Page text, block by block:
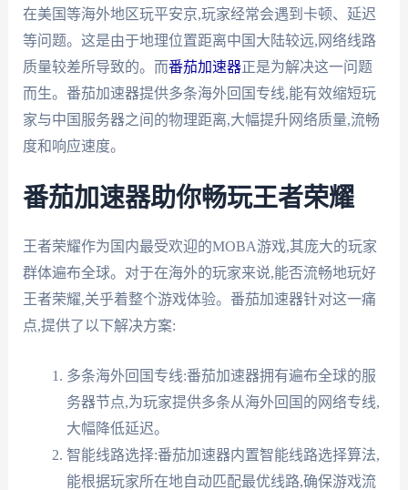
在美国等海外地区玩平安京,玩家经常会遇到卡顿、延迟
等问题。这是由于地理位置距离中国大陆较远,网络线路
质量较差所导致的。而番茄加速器正是为解决这一问题
而生。番茄加速器提供多条海外回国专线,能有效缩短玩
家与中国服务器之间的物理距离,大幅提升网络质量,流畅
度和响应速度。
番茄加速器助你畅玩王者荣耀
王者荣耀作为国内最受欢迎的MOBA游戏,其庞大的玩家
群体遍布全球。对于在海外的玩家来说,能否流畅地玩好
王者荣耀,关乎着整个游戏体验。番茄加速器针对这一痛
点,提供了以下解决方案:
多条海外回国专线:番茄加速器拥有遍布全球的服
务器节点,为玩家提供多条从海外回国的网络专线,
大幅降低延迟。
智能线路选择:番茄加速器内置智能线路选择算法,
能根据玩家所在地自动匹配最优线路,确保游戏流